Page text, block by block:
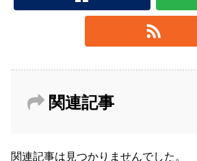
関連記事
関連記事は見つかりませんでした。